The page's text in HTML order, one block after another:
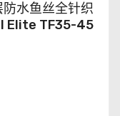
水鱼丝全针织
Elite TF35-45